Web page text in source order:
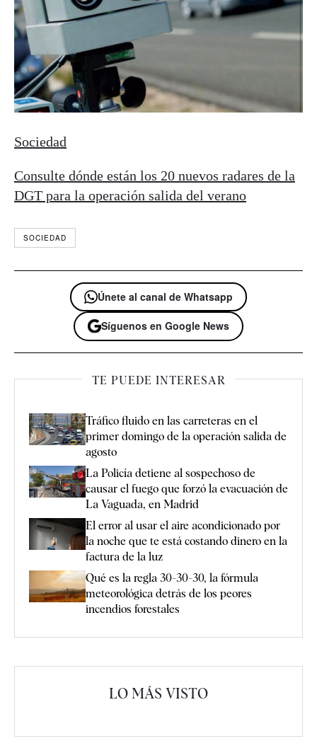
Sociedad
Consulte dónde están los 20 nuevos radares de la
DGT para la operación salida del verano
SOCIEDAD
Únete al canal de Whatsapp
Síguenos en Google News
TE PUEDE INTERESAR
Tráfico fluido en las carreteras en el
primer domingo de la operación salida de
agosto
La Policía detiene al sospechoso de
causar el fuego que forzó la evacuación de
La Vaguada, en Madrid
El error al usar el aire acondicionado por
la noche que te está costando dinero en la
factura de la luz
Qué es la regla 30-30-30, la fórmula
meteorológica detrás de los peores
incendios forestales
LO MÁS VISTO